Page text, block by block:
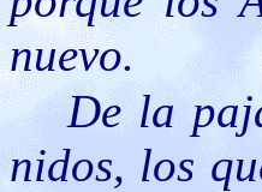
nuevo.
De la
nidos, los